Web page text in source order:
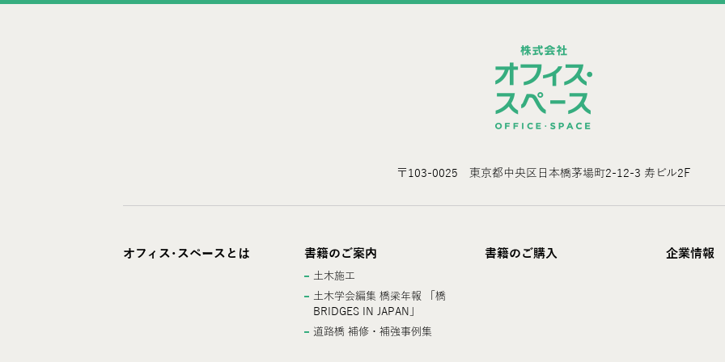
〒103-0025 東京都中央区日本橋茅場町2-12-3 寿ビル2F
オフィス･スペースとは 書籍のご案内
土木施工
土木学会編集 橋梁年報 「橋
BRIDGES IN JAPAN」
道路橋 補修・補強事例集
書籍のご購入 企業情報